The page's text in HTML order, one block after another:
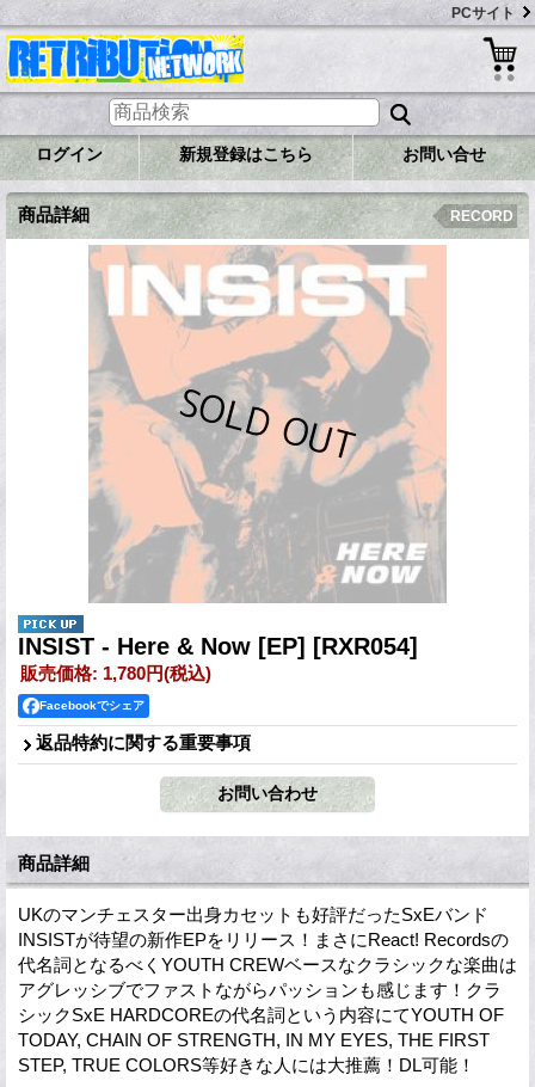
PCサイト
ログイン 新規登録はこちら お問い合せ
商品詳細 RECORD
INSIST - Here & Now [EP] [RXR054]
販売価格: 1,780円(税込)
Facebookでシェア
返品特約に関する重要事項
商品詳細
UKのマンチェスター出身カセットも好評だったSxEバンド
INSISTが待望の新作EPをリリース！まさにReact! Recordsの
代名詞となるべくYOUTH CREWベースなクラシックな楽曲は
アグレッシブでファストながらパッションも感じます！クラ
シックSxE HARDCOREの代名詞という内容にてYOUTH OF
TODAY, CHAIN OF STRENGTH, IN MY EYES, THE FIRST
STEP, TRUE COLORS等好きな人には大推薦！DL可能！